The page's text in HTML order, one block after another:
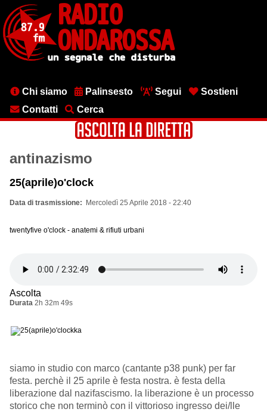
contenuto
principale
MenuChi siamo Palinsesto Segui
Sostieni
Contatti
Cerca
antinazismo
25(aprile)o'clock
Data di trasmissione Mercoledì 25 Aprile 2018 - 22:40
twentyfive o'clock - anatemi & rifiuti urbani
Ascolta
Durata 2h 32m 49s
siamo in studio con marco (cantante p38 punk) per far
festa. perchè il 25 aprile è festa nostra. è festa della
liberazione dal nazifascismo. la liberazione è un processo
storico che non terminò con il vittorioso ingresso dei/lle